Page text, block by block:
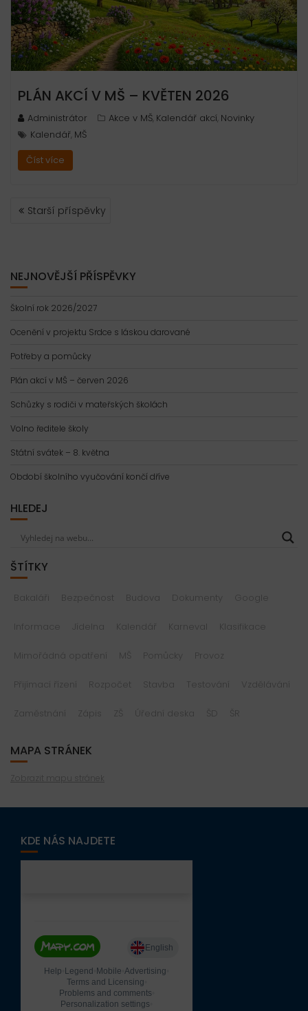
PLÁN AKCÍ V MŠ – KVĚTEN 2026
Administrátor Akce v MŠ Kalendář akcí Novinky
Kalendář MŠ
Číst více
NAVIGACE
PROStarší příspěvky
NEJNOVĚJŠÍ PŘÍSPĚVKY
Školní rok 2026/2027
Ocenění v projektu Srdce s láskou darované
Potřeby a pomůcky
Plán akcí v MŠ – červen 2026
Schůzky s rodiči v mateřských školách
Volno ředitele školy
Státní svátek – 8. května
Období školního vyučování končí dříve
HLEDEJ
ŠTÍTKY
Bakaláři Bezpečnost Budova Dokumenty Google
Informace Jídelna Kalendář Karneval Klasifikace
Mimořádná opatření MŠ Pomůcky Provoz
Přijímací řízení Rozpočet Stavba Testování Vzdělávání
Zaměstnání Zápis ZŠ Úřední deska ŠD ŠR
MAPA STRÁNEK
Zobrazit mapu stránek
KDE NÁS NAJDETE